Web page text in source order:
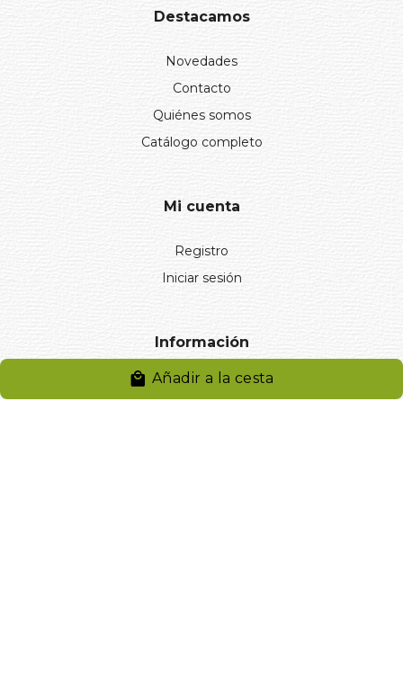
Añadir a la cesta
Destacamos
Novedades
Contacto
Quiénes somos
Catálogo completo
Mi cuenta
Registro
Iniciar sesión
Información
Aviso legal